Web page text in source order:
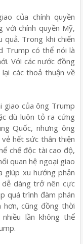
của chính quyền
với chính quyền Mỹ,
Trong khi chiến
Trump có thể nói là
Với các nước đồng
các thoả thuận về
giao của ông Trump
dù luôn tỏ ra cứng
Quốc, nhưng ông
hết sức thân thiện
chế độc tài cao độ,
quan hệ ngoại giao
giúp xu hướng phản
dàng trở nên cực
quá trình đàm phán
hơn, cũng đồng thời
lần không thể